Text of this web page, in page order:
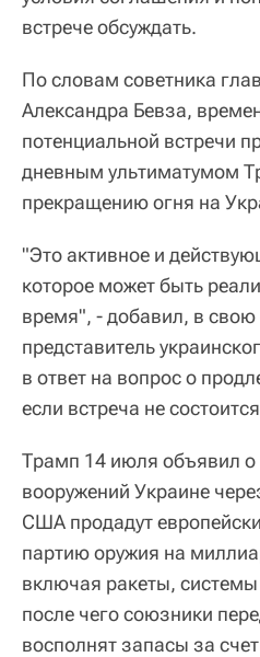
встрече обсуждать.
По словам советника
Александра Бевза,
потенциальной встречи
дневным ультиматумом
прекращению огня на
"Это активное и
которое может быть
время", - добавил, в свою
представитель
в ответ на вопрос о
если встреча не
Трамп 14 июля объявил о
вооружений Украине
США продадут
партию оружия на
включая ракеты,
после чего союзники
восполнят запасы за